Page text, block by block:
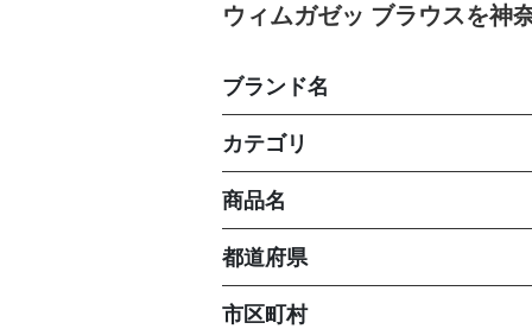
ウィムガゼッ ブラウスを神
ブランド名
カテゴリ
商品名
都道府県
市区町村